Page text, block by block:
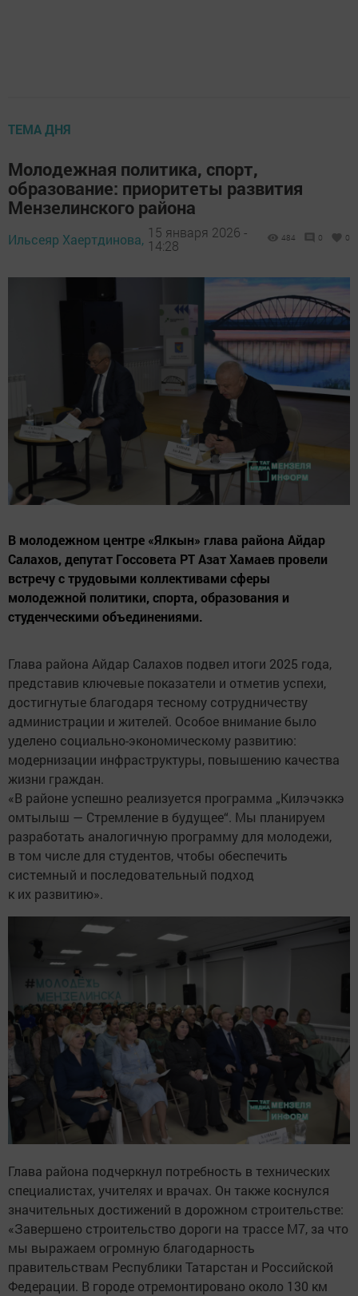
ТЕМА ДНЯ
Молодежная политика, спорт,
образование: приоритеты развития
Мензелинского района
Ильсеяр Хаертдинова, 15 января 2026 -
14:28
484 0 0
В молодежном центре «Ялкын» глава района Айдар
Салахов, депутат Госсовета РТ Азат Хамаев провели
встречу с трудовыми коллективами сферы
молодежной политики, спорта, образования и
студенческими объединениями.
Глава района Айдар Салахов подвел итоги 2025 года,
представив ключевые показатели и отметив успехи,
достигнутые благодаря тесному сотрудничеству
администрации и жителей. Особое внимание было
уделено социально-экономическому развитию:
модернизации инфраструктуры, повышению качества
жизни граждан.
«В районе успешно реализуется программа „Килэчэккэ
омтылыш — Стремление в будущее“. Мы планируем
разработать аналогичную программу для молодежи,
в том числе для студентов, чтобы обеспечить
системный и последовательный подход
к их развитию».
Глава района подчеркнул потребность в технических
специалистах, учителях и врачах. Он также коснулся
значительных достижений в дорожном строительстве:
«Завершено строительство дороги на трассе М7, за что
мы выражаем огромную благодарность
правительствам Республики Татарстан и Российской
Федерации. В городе отремонтировано около 130 км